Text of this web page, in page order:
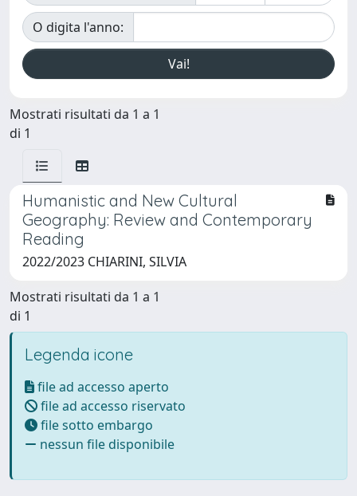
O digita l'anno:
Mostrati risultati da 1 a 1
di 1
Humanistic and New Cultural
Geography: Review and Contemporary
Reading
2022/2023 CHIARINI, SILVIA
Mostrati risultati da 1 a 1
di 1
Legenda icone
file ad accesso aperto
file ad accesso riservato
file sotto embargo
nessun file disponibile